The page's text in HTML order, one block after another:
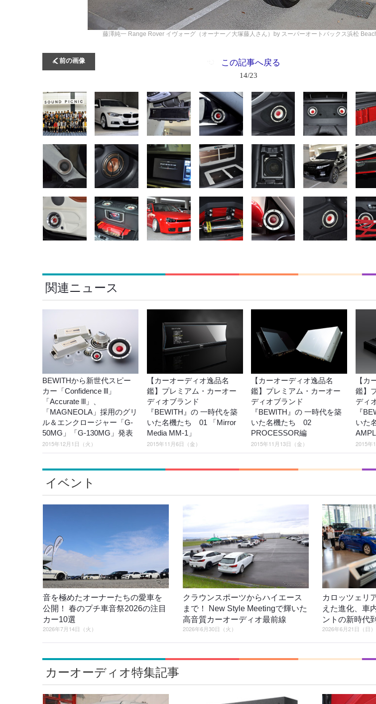
藤澤純一 Range Rover イヴォーグ（オーナー／大塚藤人さん）by スーパーオートバックス浜松
前の画像 この記事へ戻る
14/23
関連ニュース
BEWITHから新世代スピー
カー「Confidence lll」
「Accurate lll」、
「MAGNEOLA」採用のグリ
ル＆エンクロージャー「G-
50MG」「G-130MG」発表
2015年12月1日（火）
【カーオーディオ逸品名
鑑】プレミアム・カーオー
ディオブランド
『BEWITH』の 一時代を築
いた名機たち 01 「Mirror
Media MM-1」
2015年11月6日（金）
【カーオーディオ逸品名
鑑】プレミアム・カーオー
ディオブランド
『BEWITH』の 一時代を築
いた名機たち 02
PROCESSOR編
2015年11月13日（金）
【カ
鑑】
ディ
『
いた
2015年
イベント
音を極めたオーナーたちの愛車を
公開！ 春のプチ車音祭2026の注目
カー10選
2026年7月14日（火）
クラウンスポーツからハイエース
まで！ New Style Meetingで輝いた
高音質カーオーディオ最前線
2026年6月30日（火）
カロッツェリ
えた進化、車
ントの新時代
2026年6月21日（日）
カーオーディオ特集記事